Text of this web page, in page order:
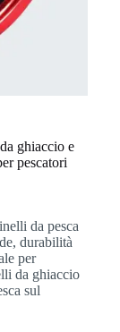
ghiaccio e
pescatori
da pesca
durabilità
per
da ghiaccio
sul